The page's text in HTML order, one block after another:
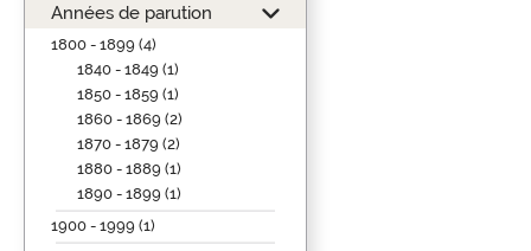
Années de parution
1800 - 1899 (4)
1840 - 1849 (1)
1850 - 1859 (1)
1860 - 1869 (2)
1870 - 1879 (2)
1880 - 1889 (1)
1890 - 1899 (1)
1900 - 1999 (1)